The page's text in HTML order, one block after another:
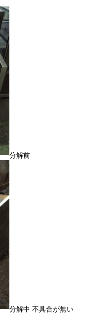
分解前
分解中 不具合が無い